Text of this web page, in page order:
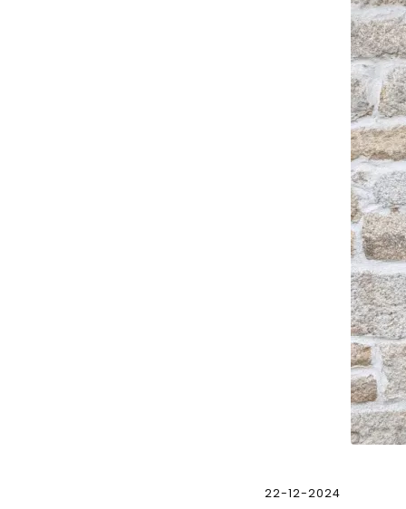
22-12-2024